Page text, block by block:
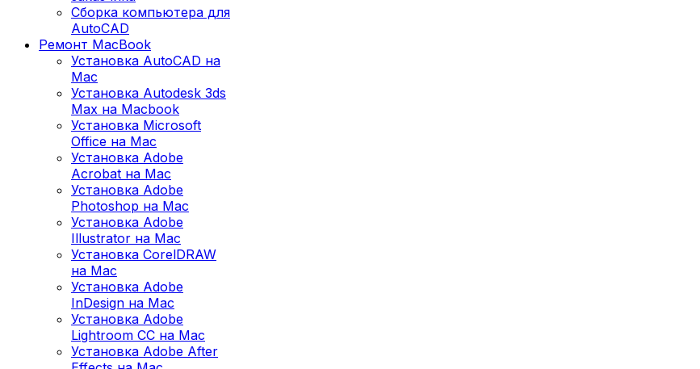
Сборка компьютера для
AutoCAD
Ремонт MacBook
Установка AutoCAD на
Mac
Установка Autodesk 3ds
Max на Macbook
Установка Microsoft
Office на Mac
Установка Adobe
Acrobat на Mac
Установка Adobe
Photoshop на Mac
Установка Adobe
Illustrator на Mac
Установка CorelDRAW
на Mac
Установка Adobe
InDesign на Mac
Установка Adobe
Lightroom CC на Mac
Установка Adobe After